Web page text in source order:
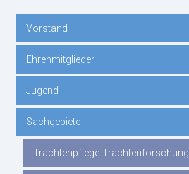
Navigation
überspringen
Vorstand
Ehrenmitglieder
Jugend
Sachgebiete
Trachtenpflege-Trachtenforschung